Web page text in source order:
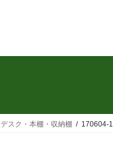
デスク・本棚・収納棚 170604-1